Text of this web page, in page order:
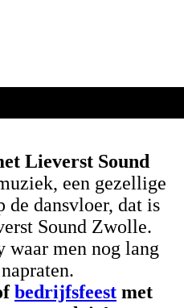
Lieverst Sound
een gezellige
de dansvloer, dat is
Sound Zwolle.
waar men nog lang
bedrijfsfeest met